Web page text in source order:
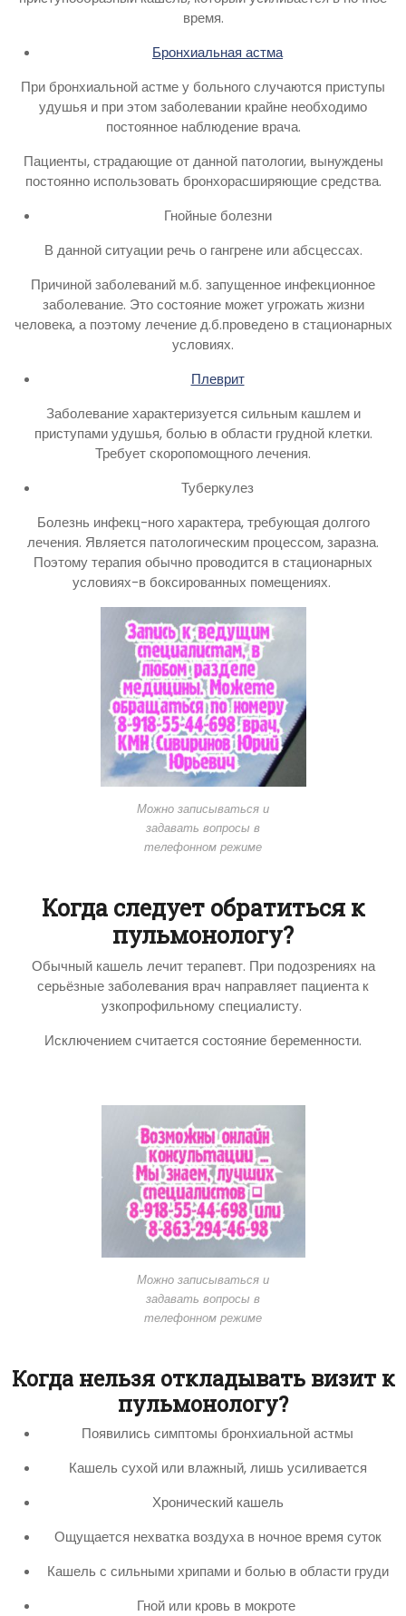
время.
Бронхиальная астма
При бронхиальной астме у больного случаются приступы
удушья и при этом заболевании крайне необходимо
постоянное наблюдение врача.
Пациенты, страдающие от данной патологии, вынуждены
постоянно использовать бронхорасширяющие средства.
Гнойные болезни
В данной ситуации речь о гангрене или абсцессах.
Причиной заболеваний м.б. запущенное инфекционное
заболевание. Это состояние может угрожать жизни
человека, а поэтому лечение д.б.проведено в стационарных
условиях.
Плеврит
Заболевание характеризуется сильным кашлем и
приступами удушья, болью в области грудной клетки.
Требует скоропомощного лечения.
Туберкулез
Болезнь инфекц-ного характера, требующая долгого
лечения. Является патологическим процессом, заразна.
Поэтому терапия обычно проводится в стационарных
условиях-в боксированных помещениях.
Можно записываться и
задавать вопросы в
телефонном режиме
Когда следует обратиться к
пульмонологу?
Обычный кашель лечит терапевт. При подозрениях на
серьёзные заболевания врач направляет пациента к
узкопрофильному специалисту.
Исключением считается состояние беременности.
Можно записываться и
задавать вопросы в
телефонном режиме
Когда нельзя откладывать визит к
пульмонологу?
Появились симптомы бронхиальной астмы
Кашель сухой или влажный, лишь усиливается
Хронический кашель
Ощущается нехватка воздуха в ночное время суток
Кашель с сильными хрипами и болью в области груди
Гной или кровь в мокроте